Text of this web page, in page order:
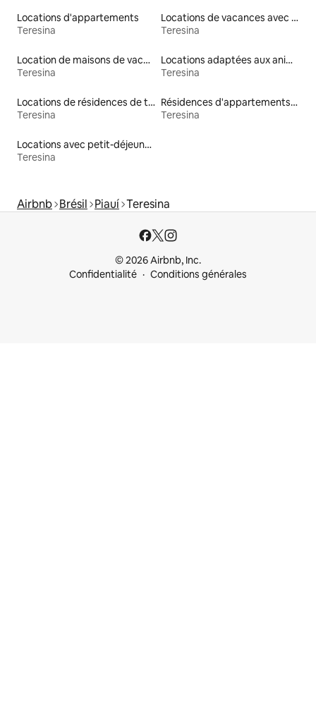
Locations d'appartements
Teresina
Locations de vacances avec piscine
Teresina
Location de maisons de vacances
Teresina
Locations adaptées aux animaux
Teresina
Locations de résidences de tourisme
Teresina
Résidences d'appartements en location
Teresina
Locations avec petit-déjeuner
Teresina
Airbnb Brésil Piauí Teresina
© 2026 Airbnb, Inc.
Confidentialité
Conditions générales